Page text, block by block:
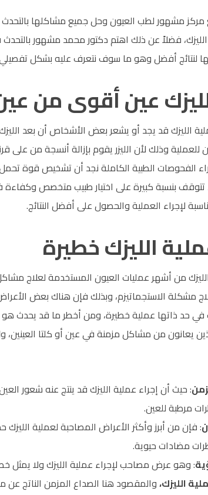
مشهور لطب العيون وحل جميع مشاكلها بالتحدث
الليزك، فضلاً عن ذلك اهتم دكتور محمد مشهور
لنتائج أفضل وهو ما سوف نتعرف عليه بشكل
عين أقوى من
الليزك قد يجد أو يشعر بعض الأشخاص أن بعد
للعملية وذلك لأن الليزر يقوم بإزالة أنسجة من
الفحوصات الطبية الكاملة نجد أن تشخيص قوة
بنسبة كبيرة على اختيار طبيب متخصص وكفاءة
لإجراء العملية والحصول على أفضل النتائج.
الليزك خطيرة
من أشهر عمليات العيون المستخدمة لعلاج
مشكلة الاستجماتيزم، وبذلك فإن هناك بعض
في حد ذاتها عملية خطيرة، ومن أخطر ما قد يحدث
يعانون من مشاكل مزمنة في عين أو كلتا العينين،
: حيث أن إجراء عملية الليزك قد ينتج عنه شعور
مرطبة للعين.
: فإن من أبرز وأكثر الأعراض المصاحبة لعملية
مضادات حيوية.
: وهو عرض مصاحب لإجراء عملية الليزك ولا يمثل
الليزك،والمقصود هنا الصداع المزمن الناتج